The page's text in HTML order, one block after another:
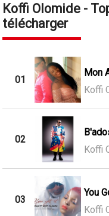
Koffi Olomide -
télécharger
01
Mon
Koffi
02
Koffi
03
You
Koffi